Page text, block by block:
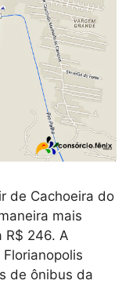
de Cachoeira do
mais
R$ 246. A
de ônibus da